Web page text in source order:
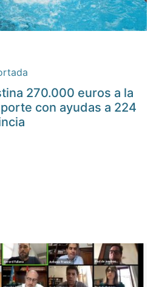
270.000 euros a la
con ayudas a 224